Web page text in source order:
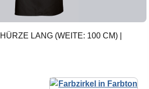
LANG (WEITE: 100 CM) |